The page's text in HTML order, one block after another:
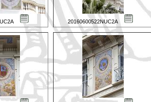
20160600522NUC2A